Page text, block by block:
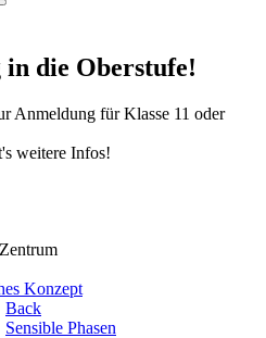
in die Oberstufe!
Anmeldung für Klasse 11 oder
weitere Infos!
Konzept
Back
Sensible Phasen